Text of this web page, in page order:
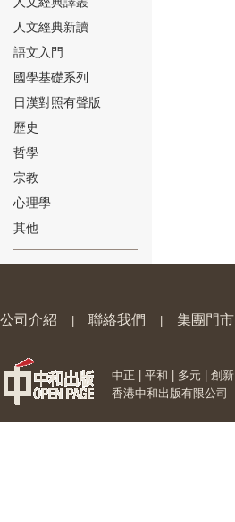
⑱
⑳
人文經典新讀
語文入門
國學基礎系列
日漢對照有聲版
歷史
哲學
宗教
心理學
其他
公司介紹 聯絡我們 集團門市
中正 | 平和 | 多元 | 創新
香港中和出版有限公司